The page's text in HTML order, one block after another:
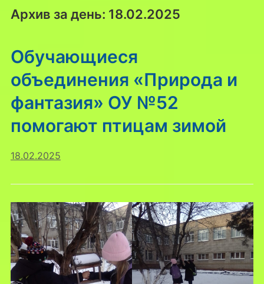
Архив за день: 18.02.2025
Обучающиеся
объединения «Природа и
фантазия» ОУ №52
помогают птицам зимой
18.02.2025